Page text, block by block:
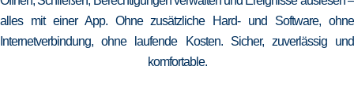
alles mit einer App. Ohne zusätzliche Hard- und Software, ohne
Internetverbindung, ohne laufende Kosten. Sicher, zuverlässig und
komfortable.